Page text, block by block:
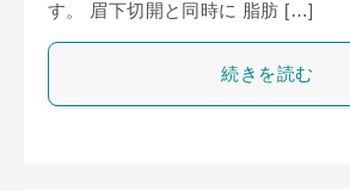
す。 眉下切開と同時に 脂肪 […]
続きを読む